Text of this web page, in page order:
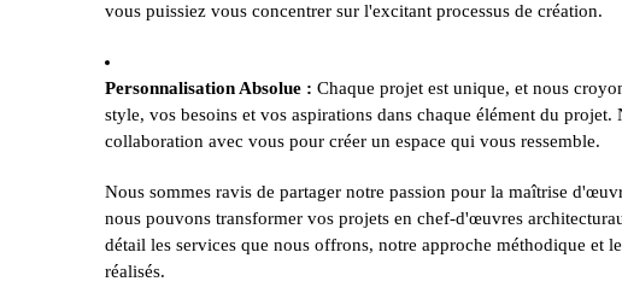
vous puissiez vous concentrer sur l'excitant processus de création.
Personnalisation Absolue : Chaque projet est unique, et nous
style, vos besoins et vos aspirations dans chaque élément du
collaboration avec vous pour créer un espace qui vous ressemble.
Nous sommes ravis de partager notre passion pour la maîtrise
nous pouvons transformer vos projets en chef-d'œuvres
détail les services que nous offrons, notre approche méthodique et
réalisés.